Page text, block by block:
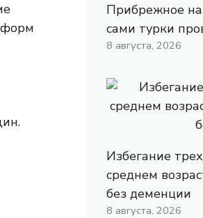
форм
Прибрежное
сами турки
8 августа, 2026
Избегание
среднем
без деменции
8 августа, 2026